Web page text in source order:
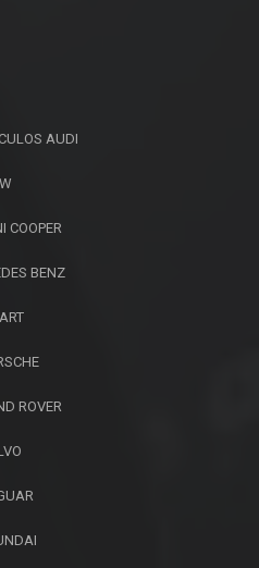
AUDI
COOPER
BENZ
ROVER